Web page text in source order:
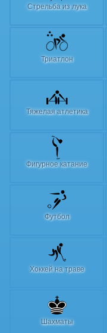
Стрельба из лука
Триатлон
Тяжелая атлетика
Фигурное катание
Футбол
Хоккей на траве
Шахматы